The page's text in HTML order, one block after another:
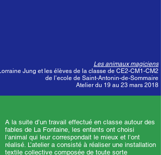
Les animaux magiciens
Jung et les élèves de la classe de CE2-CM1-CM2
de l’ecole de Saint-Antonin-de-Sommaire
Atelier du 19 au 23 mars 2018
A la suite d’un travail effectué en classe autour des
fables de La Fontaine, les enfants ont choisi
l’animal qui leur correspondait le mieux et l’ont
réalisé. L’atelier a consisté à réaliser une installation
textile collective composée de toute sorte